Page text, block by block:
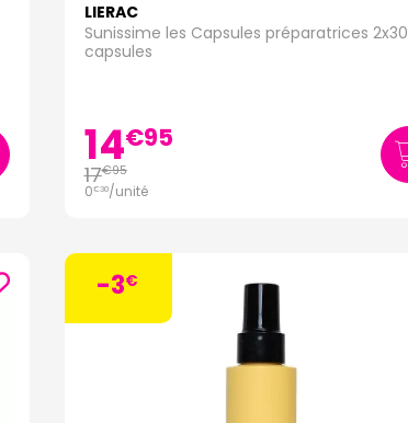
LIERAC
Sunissime les Capsules préparatrices 2x30
capsules
14€95
17€95
0€30/unité
-3€